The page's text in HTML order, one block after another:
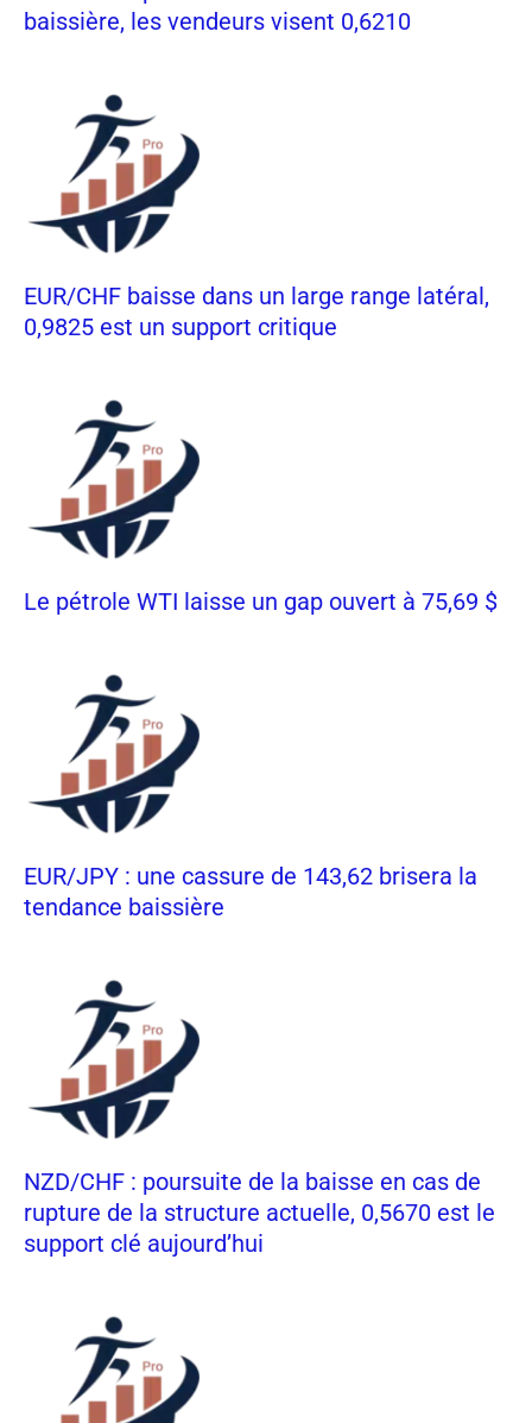
baissière, les vendeurs visent 0,6210
EUR/CHF baisse dans un large range latéral,
0,9825 est un support critique
Le pétrole WTI laisse un gap ouvert à 75,69 $
EUR/JPY : une cassure de 143,62 brisera la
tendance baissière
NZD/CHF : poursuite de la baisse en cas de
rupture de la structure actuelle, 0,5670 est le
support clé aujourd’hui